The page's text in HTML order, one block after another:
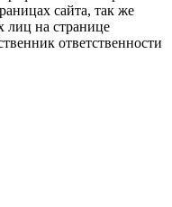
сайта, так же
лиц на странице
ответственности